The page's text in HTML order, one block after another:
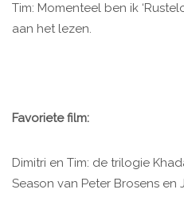
Tim: Momenteel ben ik
aan het lezen.
Favoriete film:
Dimitri en Tim: de trilogie
Season van Peter Brosens